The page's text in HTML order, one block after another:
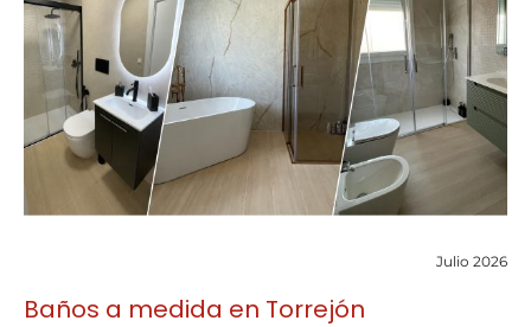
Julio 2026
Baños a medida en Torrejón